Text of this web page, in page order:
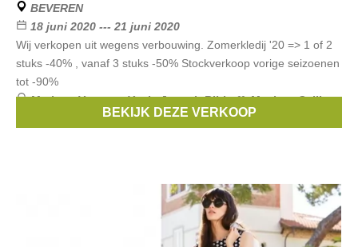
BEVEREN
18 juni 2020 --- 21 juni 2020
Wij verkopen uit wegens verbouwing. Zomerkledij '20 => 1 of 2
stuks -40% , vanaf 3 stuks -50% Stockverkoop vorige seizoenen
tot -90%
Merken:Verpass,Yoek,Joseph Ribkoff,Maxima,Sallie
BEKIJK DEZE VERKOOP